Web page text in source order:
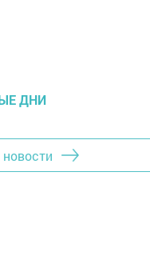
ДНИ